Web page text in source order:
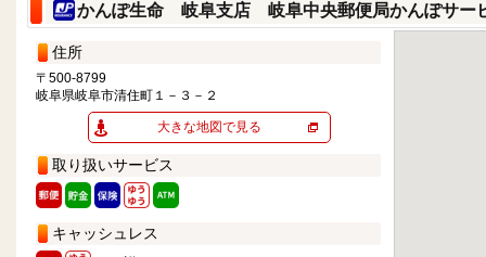
かんぽ生命 岐阜支店 岐阜中央郵便局かんぽサー
住所
〒500-8799
岐阜県岐阜市清住町１－３－２
大きな地図で見る
取り扱いサービス
キャッシュレス